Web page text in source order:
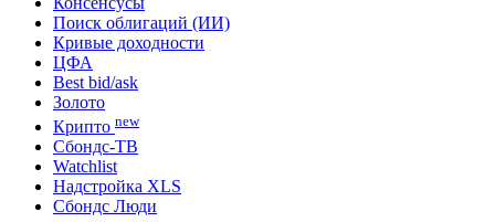
Поиск облигаций (ИИ)
Кривые доходности
ЦФА
Best bid/ask
Золото
Крипто new
Сбондс-ТВ
Watchlist
Надстройка XLS
Сбондс Люди